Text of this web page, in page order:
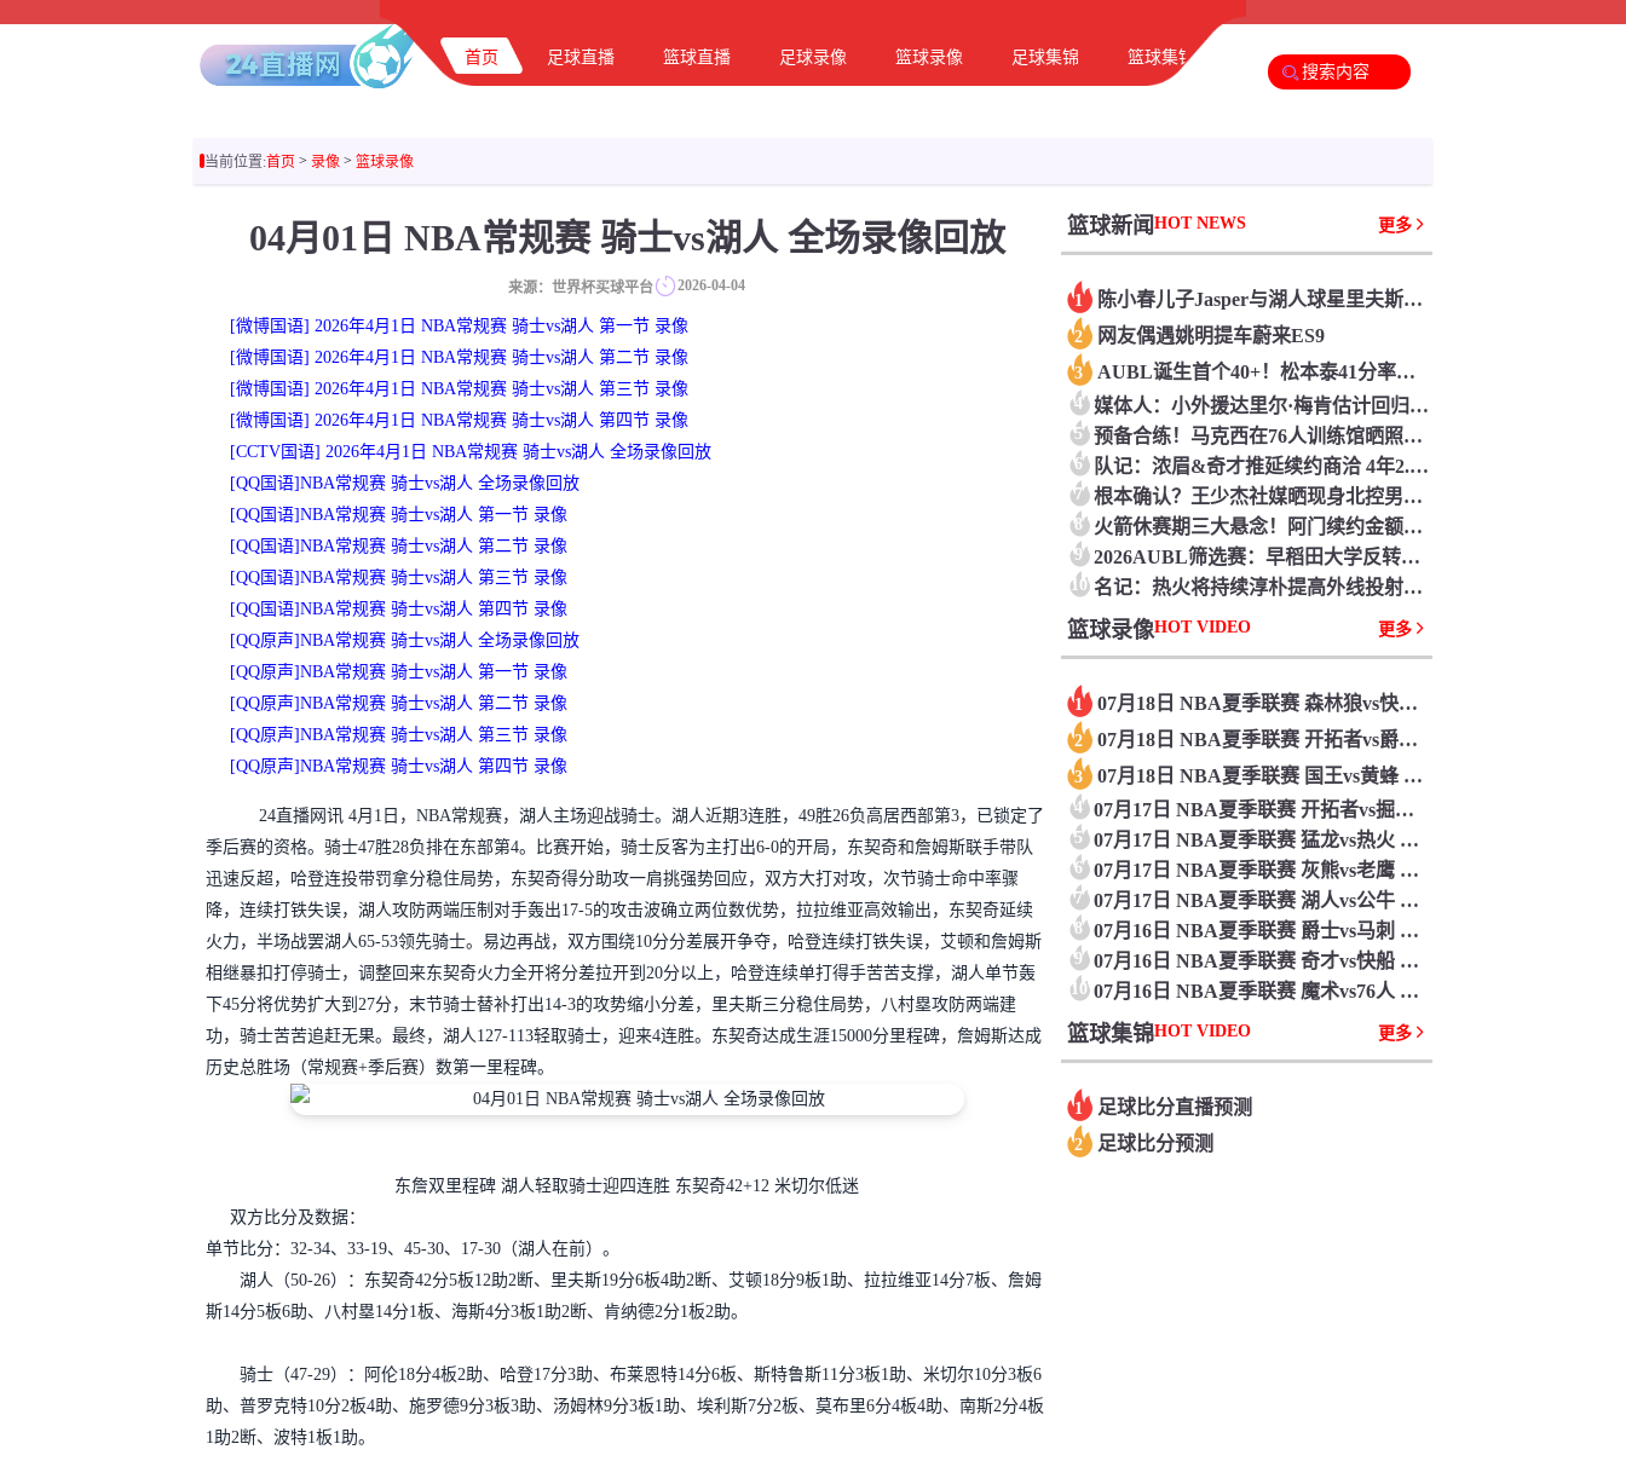
首页 足球直播 篮球直播 足球录像 篮球录像 足球集锦 篮球集锦 足球新闻 篮球新闻
当前位置:首页 > 录像 > 篮球录像
04月01日 NBA常规赛 骑士vs湖人 全场录像回放
来源：世界杯买球平台 2026-04-04
[微博国语] 2026年4月1日 NBA常规赛 骑士vs湖人 第一节 录像
[微博国语] 2026年4月1日 NBA常规赛 骑士vs湖人 第二节 录像
[微博国语] 2026年4月1日 NBA常规赛 骑士vs湖人 第三节 录像
[微博国语] 2026年4月1日 NBA常规赛 骑士vs湖人 第四节 录像
[CCTV国语] 2026年4月1日 NBA常规赛 骑士vs湖人 全场录像回放
[QQ国语]NBA常规赛 骑士vs湖人 全场录像回放
[QQ国语]NBA常规赛 骑士vs湖人 第一节 录像
[QQ国语]NBA常规赛 骑士vs湖人 第二节 录像
[QQ国语]NBA常规赛 骑士vs湖人 第三节 录像
[QQ国语]NBA常规赛 骑士vs湖人 第四节 录像
[QQ原声]NBA常规赛 骑士vs湖人 全场录像回放
[QQ原声]NBA常规赛 骑士vs湖人 第一节 录像
[QQ原声]NBA常规赛 骑士vs湖人 第二节 录像
[QQ原声]NBA常规赛 骑士vs湖人 第三节 录像
[QQ原声]NBA常规赛 骑士vs湖人 第四节 录像
24直播网讯 4月1日，NBA常规赛，湖人主场迎战骑士。湖人近期3连胜，49胜26负高居西部第3，已锁定了
季后赛的资格。骑士47胜28负排在东部第4。比赛开始，骑士反客为主打出6-0的开局，东契奇和詹姆斯联手带队
迅速反超，哈登连投带罚拿分稳住局势，东契奇得分助攻一肩挑强势回应，双方大打对攻，次节骑士命中率骤
降，连续打铁失误，湖人攻防两端压制对手轰出17-5的攻击波确立两位数优势，拉拉维亚高效输出，东契奇延续
火力，半场战罢湖人65-53领先骑士。易边再战，双方围绕10分分差展开争夺，哈登连续打铁失误，艾顿和詹姆斯
相继暴扣打停骑士，调整回来东契奇火力全开将分差拉开到20分以上，哈登连续单打得手苦苦支撑，湖人单节轰
下45分将优势扩大到27分，末节骑士替补打出14-3的攻势缩小分差，里夫斯三分稳住局势，八村塁攻防两端建
功，骑士苦苦追赶无果。最终，湖人127-113轻取骑士，迎来4连胜。东契奇达成生涯15000分里程碑，詹姆斯达成
历史总胜场（常规赛+季后赛）数第一里程碑。
东詹双里程碑 湖人轻取骑士迎四连胜 东契奇42+12 米切尔低迷
双方比分及数据：
单节比分：32-34、33-19、45-30、17-30（湖人在前）。
湖人（50-26）：东契奇42分5板12助2断、里夫斯19分6板4助2断、艾顿18分9板1助、拉拉维亚14分7板、詹姆
斯14分5板6助、八村塁14分1板、海斯4分3板1助2断、肯纳德2分1板2助。
骑士（47-29）：阿伦18分4板2助、哈登17分3助、布莱恩特14分6板、斯特鲁斯11分3板1助、米切尔10分3板6
助、普罗克特10分2板4助、施罗德9分3板3助、汤姆林9分3板1助、埃利斯7分2板、莫布里6分4板4助、南斯2分4板
1助2断、波特1板1助。
篮球新闻 HOT NEWS 更多
1 陈小春儿子Jasper与湖人球星里夫斯互动
2 网友偶遇姚明提车蔚来ES9
3 AUBL诞生首个40+！松本泰41分率早稻田大学晋级四强！
4 媒体人：小外援达里尔·梅肯估计回归CBA 有望加盟福建男篮
5 预备合练！马克西在76人训练馆晒照喊话詹姆斯：我比你们来得早
6 队记：浓眉&奇才推延续约商洽 4年2.75亿太难给 下一年截止日成要害
7 根本确认？王少杰社媒晒现身北控男篮视频：好久不见
8 火箭休赛期三大悬念！阿门续约金额&范弗里特状况&威少加盟？
9 2026AUBL筛选赛：早稻田大学反转筛选高丽大学 松本秦41分创纪录
10 名记：热火将持续淳朴提高外线投射的办法 有意比尔&德罗赞&克莱
篮球录像HOT VIDEO 更多
1 07月18日 NBA夏季联赛 森林狼vs快船 全场录像回放
2 07月18日 NBA夏季联赛 开拓者vs爵士 全场录像回放
3 07月18日 NBA夏季联赛 国王vs黄蜂 全场录像回放
4 07月17日 NBA夏季联赛 开拓者vs掘金 全场录像回放
5 07月17日 NBA夏季联赛 猛龙vs热火 全场录像回放
6 07月17日 NBA夏季联赛 灰熊vs老鹰 全场录像回放
7 07月17日 NBA夏季联赛 湖人vs公牛 全场录像回放
8 07月16日 NBA夏季联赛 爵士vs马刺 全场录像回放
9 07月16日 NBA夏季联赛 奇才vs快船 全场录像回放
10 07月16日 NBA夏季联赛 魔术vs76人 全场录像回放
篮球集锦HOT VIDEO 更多
1 足球比分直播预测
2 足球比分预测